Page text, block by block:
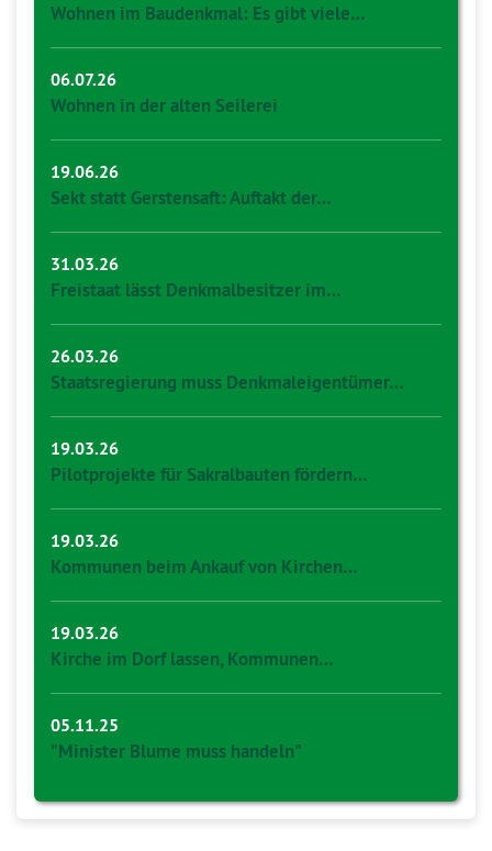
Wohnen im Baudenkmal: Es gibt viele…
06.07.26
Wohnen in der alten Seilerei
19.06.26
Sekt statt Gerstensaft: Auftakt der…
31.03.26
Freistaat lässt Denkmalbesitzer im…
26.03.26
Staatsregierung muss Denkmaleigentümer…
19.03.26
Pilotprojekte für Sakralbauten fördern…
19.03.26
Kommunen beim Ankauf von Kirchen…
19.03.26
Kirche im Dorf lassen, Kommunen…
05.11.25
"Minister Blume muss handeln"